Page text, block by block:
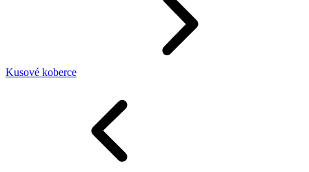
Kusové koberce